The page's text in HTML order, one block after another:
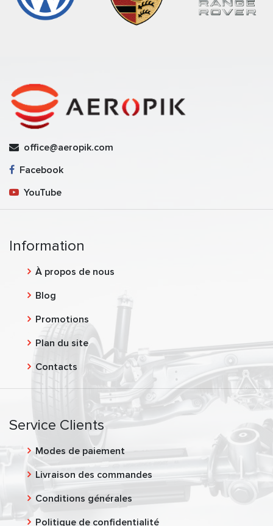
office@aeropik.com
Facebook
YouTube
Information
À propos de nous
Blog
Promotions
Plan du site
Contacts
Service Clients
Modes de paiement
Livraison des commandes
Conditions générales
Politique de confidentialité